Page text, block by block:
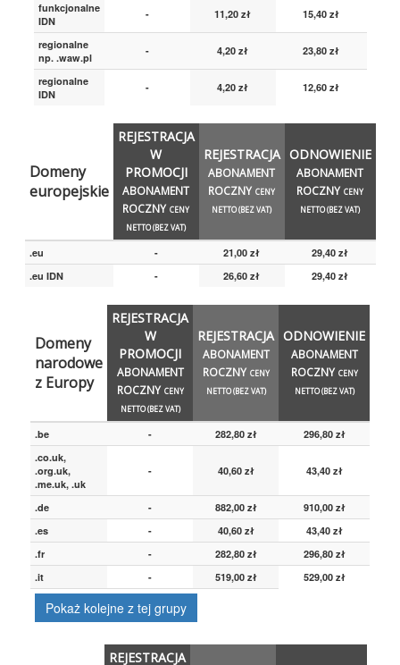
funkcjonalne
IDN
- 11,20 zł 15,40 zł
regionalne
np. .waw.pl
- 4,20 zł 23,80 zł
regionalne
IDN
- 4,20 zł 12,60 zł
Domeny
europejskie
REJESTRACJA
W
PROMOCJI
ABONAMENT
ROCZNY CENY
NETTO (BEZ VAT)
REJESTRACJA
ABONAMENT
ROCZNY CENY
NETTO (BEZ VAT)
ODNOWIENIE
ABONAMENT
ROCZNY CENY
NETTO (BEZ VAT)
.eu - 21,00 zł
29,40 zł
.eu IDN
- 26,60 zł 29,40 zł
Domeny
narodowe
z Europy
REJESTRACJA
W
PROMOCJI
ABONAMENT
ROCZNY CENY
NETTO (BEZ VAT)
REJESTRACJA
ABONAMENT
ROCZNY CENY
NETTO (BEZ VAT)
ODNOWIENIE
ABONAMENT
ROCZNY CENY
NETTO (BEZ VAT)
.be - 282,80 zł
296,80 zł
.co.uk,
.org.uk,
.me.uk, .uk
- 40,60 zł 43,40 zł
.de - 882,00 zł
910,00 zł
.es
- 40,60 zł
43,40 zł
.fr
- 282,80 zł
296,80 zł
.it
- 519,00 zł 529,00 zł
Pokaż kolejne z tej grupy
REJESTRACJA